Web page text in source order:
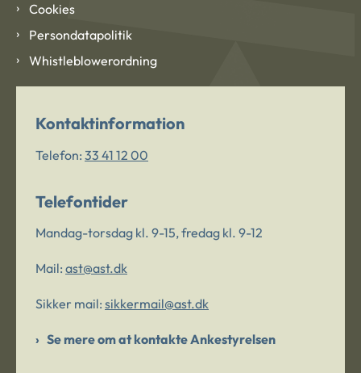
Cookies
Persondatapolitik
Whistleblowerordning
Kontaktinformation
Telefon: 33 41 12 00
Telefontider
Mandag-torsdag kl. 9-15, fredag kl. 9-12
Mail: ast@ast.dk
Sikker mail: sikkermail@ast.dk
Se mere om at kontakte Ankestyrelsen